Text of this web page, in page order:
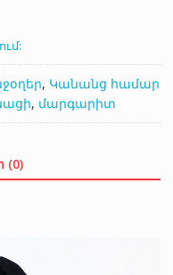
, Կանանց համար
, մարգարիտ
(0)